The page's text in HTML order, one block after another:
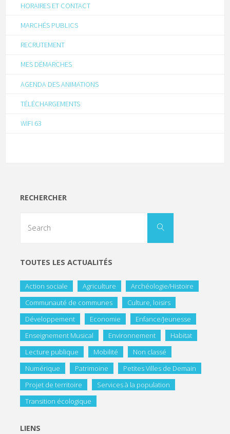
HORAIRES ET CONTACT
MARCHÉS PUBLICS
RECRUTEMENT
MES DÉMARCHES
AGENDA DES ANIMATIONS
TÉLÉCHARGEMENTS
WIFI 63
RECHERCHER
TOUTES LES ACTUALITÉS
Action sociale Agriculture
Archéologie/Histoire
Communauté de communes
Culture, loisirs
Développement
Economie
Enfance/Jeunesse
Enseignement Musical
Environnement
Habitat
Lecture publique
Mobilité
Non classé
Numérique
Patrimoine
Petites Villes de Demain
Projet de territoire
Services à la population
Transition écologique
LIENS